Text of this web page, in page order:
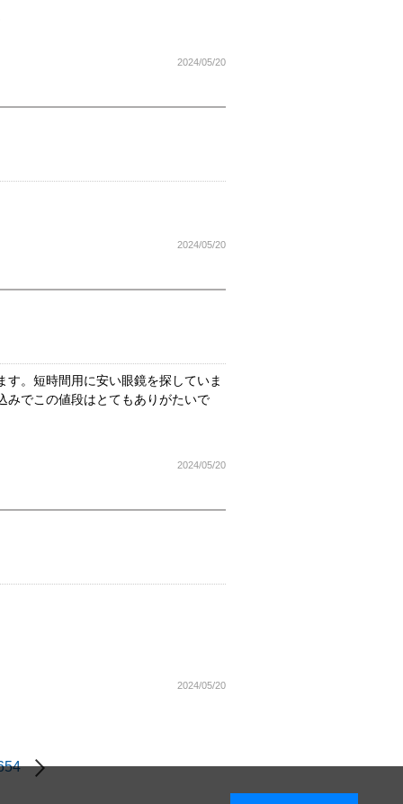
2024/05/20
2024/05/20
。短時間用に安い眼鏡を探していま
みでこの値段はとてもありがたいで
2024/05/20
2024/05/20